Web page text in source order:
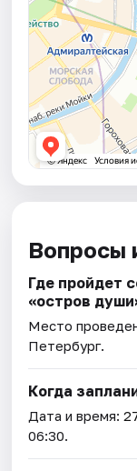
Вопросы
Где пройдет
«остров
Место
Петербург.
Когда
Дата и время:
06:30.